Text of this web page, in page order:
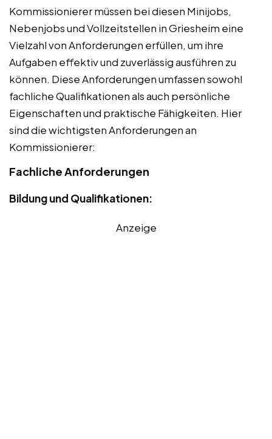
Kommissionierer müssen bei diesen Minijobs,
Nebenjobs und Vollzeitstellen in Griesheim eine
Vielzahl von Anforderungen erfüllen, um ihre
Aufgaben effektiv und zuverlässig ausführen zu
können. Diese Anforderungen umfassen sowohl
fachliche Qualifikationen als auch persönliche
Eigenschaften und praktische Fähigkeiten. Hier
sind die wichtigsten Anforderungen an
Kommissionierer:
Fachliche Anforderungen
Bildung und Qualifikationen:
Anzeige